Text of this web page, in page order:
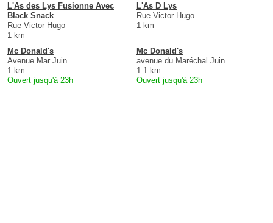
L'As des Lys Fusionne Avec
Black Snack
Rue Victor Hugo
1 km
L'As D Lys
Rue Victor Hugo
1 km
Mc Donald's
Avenue Mar Juin
1 km
Ouvert jusqu'à 23h
Mc Donald's
avenue du Maréchal Juin
1.1 km
Ouvert jusqu'à 23h